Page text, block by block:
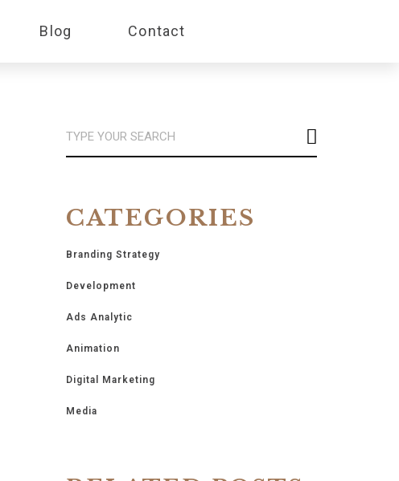
Blog Contact
CATEGORIES
Branding Strategy
Development
Ads Analytic
Animation
Digital Marketing
Media